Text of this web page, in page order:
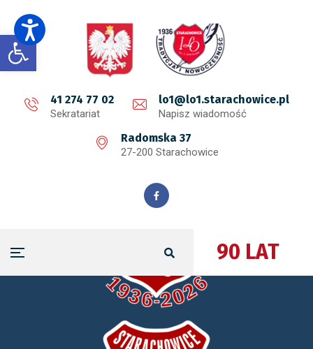
Open toolbar
41 274 77 02
Sekratariat
lo1@lo1.starachowice.pl
Napisz wiadomość
Radomska 37
27-200 Starachowice
90 LAT